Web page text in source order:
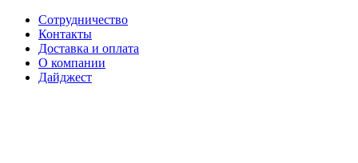
Сотрудничество
Контакты
Доставка и оплата
О компании
Дайджест